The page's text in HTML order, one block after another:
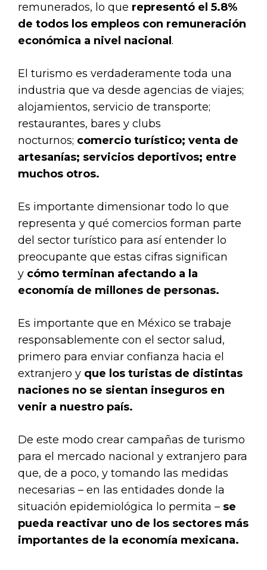
remunerados, lo que representó el 5.8%
de todos los empleos con remuneración
económica a nivel nacional .
El turismo es verdaderamente toda una
industria que va desde agencias de viajes;
alojamientos, servicio de transporte;
restaurantes, bares y clubs
nocturnos; comercio turístico; venta de
artesanías; servicios deportivos; entre
muchos otros.
Es importante dimensionar todo lo que
representa y qué comercios forman parte
del sector turístico para así entender lo
preocupante que estas cifras significan
y cómo terminan afectando a la
economía de millones de personas.
Es importante que en México se trabaje
responsablemente con el sector salud,
primero para enviar confianza hacia el
extranjero y que los turistas de distintas
naciones no se sientan inseguros en
venir a nuestro país.
De este modo crear campañas de turismo
para el mercado nacional y extranjero para
que, de a poco, y tomando las medidas
necesarias – en las entidades donde la
situación epidemiológica lo permita – se
pueda reactivar uno de los sectores más
importantes de la economía mexicana.